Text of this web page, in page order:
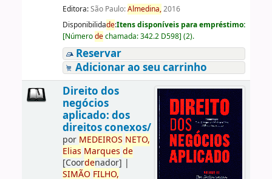
Editora:São Paulo:Almedina,2016
Disponibilidade:Itens disponíveis para empréstimo:
[Númerodechamada:342.2 D598] (2).
Reservar
Adicionar ao seu carrinho
Direito dos
negócios
aplicado: dos
direitos conexos/
por MEDEIROS NETO,
Elias Marques de
[Coordenador] |
SIMÃO FILHO,